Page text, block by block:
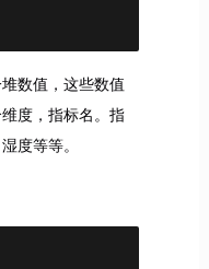
数值，这些数值
度，指标名。指
度等等。